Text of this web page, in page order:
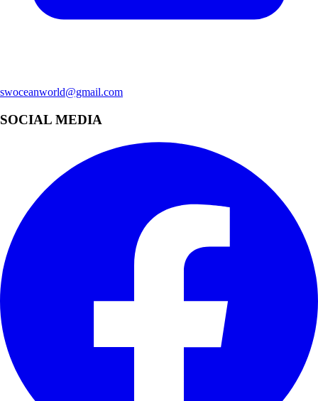
swoceanworld@gmail.com
SOCIAL MEDIA